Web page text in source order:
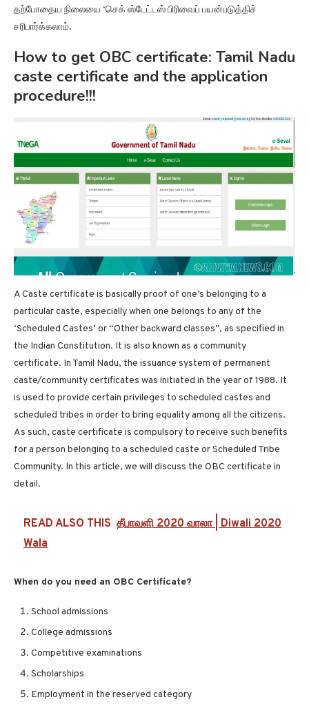
தற்போதைய நிலையை ‘செக் ஸ்டேட்டஸ் பிரிவைப் பயன்படுத்திச்
சரிபார்க்கலாம்.
How to get OBC certificate: Tamil Nadu
caste certificate and the application
procedure!!!
A Caste certificate is basically proof of one’s belonging to a
particular caste, especially when one belongs to any of the
‘Scheduled Castes’ or “Other backward classes”, as specified in
the Indian Constitution. It is also known as a community
certificate. In Tamil Nadu, the issuance system of permanent
caste/community certificates was initiated in the year of 1988. It
is used to provide certain privileges to scheduled castes and
scheduled tribes in order to bring equality among all the citizens.
As such, caste certificate is compulsory to receive such benefits
for a person belonging to a scheduled caste or Scheduled Tribe
Community. In this article, we will discuss the OBC certificate in
detail.
READ ALSO THIS தீபாவளி 2020 வாலா | Diwali 2020
Wala
When do you need an OBC Certificate?
School admissions
College admissions
Competitive examinations
Scholarships
Employment in the reserved category